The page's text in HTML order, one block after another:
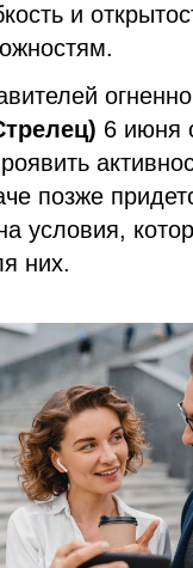
и
6 июня
позже
условия,
них.